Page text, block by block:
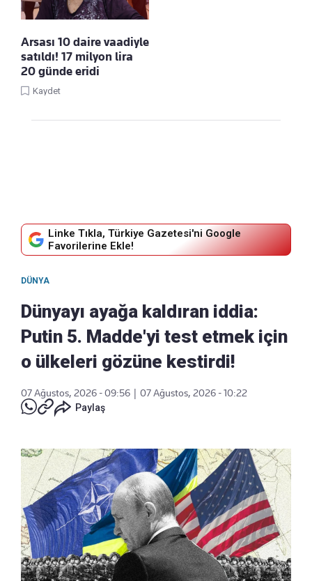
Arsası 10 daire vaadiyle
satıldı! 17 milyon lira
20 günde eridi
Kaydet
Linke Tıkla, Türkiye Gazetesi'ni Google
Favorilerine Ekle!
DÜNYA
Dünyayı ayağa kaldıran iddia:
Putin 5. Madde'yi test etmek için
o ülkeleri gözüne kestirdi!
07 Ağustos, 2026 - 09:56
07 Ağustos, 2026 - 10:22
Paylaş